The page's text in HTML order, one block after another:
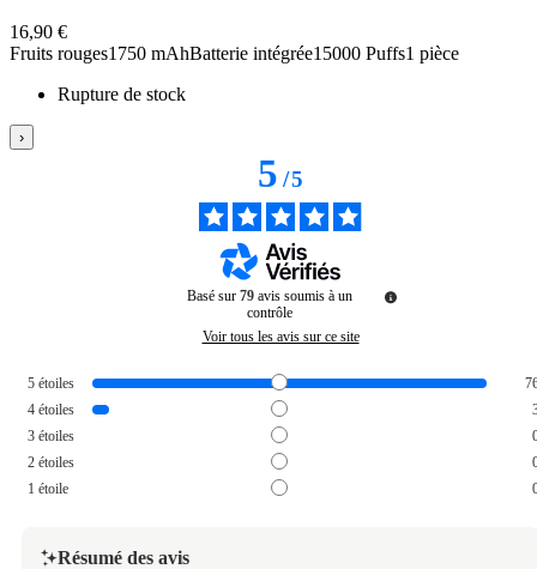
16,90 €
Fruits rouges1750 mAhBatterie intégrée15000 Puffs1 pièce
Rupture de stock
›
5/5
Basé sur 79 avis soumis à un
contrôle
Voir tous les avis sur ce site
5 étoiles
4 étoiles
3 étoiles
2 étoiles
1 étoile
Résumé des avis